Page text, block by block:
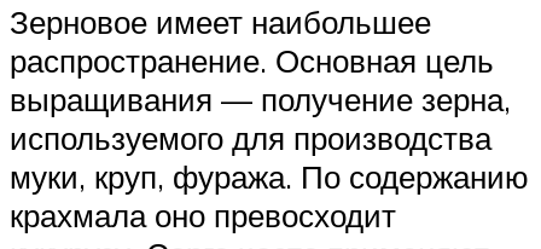
Зерновое имеет наибольшее
распространение. Основная цель
выращивания — получение зерна,
используемого для производства
муки, круп, фуража. По содержанию
крахмала оно превосходит